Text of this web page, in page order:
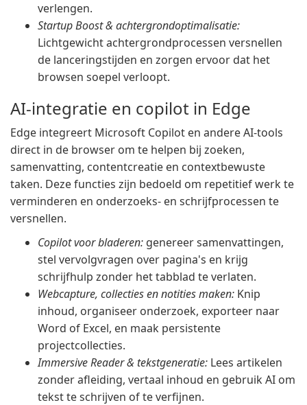
verlengen.
Startup Boost & achtergrondoptimalisatie:
Lichtgewicht achtergrondprocessen versnellen
de lanceringstijden en zorgen ervoor dat het
browsen soepel verloopt.
AI-integratie en copilot in Edge
Edge integreert Microsoft Copilot en andere AI-tools
direct in de browser om te helpen bij zoeken,
samenvatting, contentcreatie en contextbewuste
taken. Deze functies zijn bedoeld om repetitief werk te
verminderen en onderzoeks- en schrijfprocessen te
versnellen.
Copilot voor bladeren: genereer samenvattingen,
stel vervolgvragen over pagina's en krijg
schrijfhulp zonder het tabblad te verlaten.
Webcapture, collecties en notities maken: Knip
inhoud, organiseer onderzoek, exporteer naar
Word of Excel, en maak persistente
projectcollecties.
Immersive Reader & tekstgeneratie: Lees artikelen
zonder afleiding, vertaal inhoud en gebruik AI om
tekst te schrijven of te verfijnen.